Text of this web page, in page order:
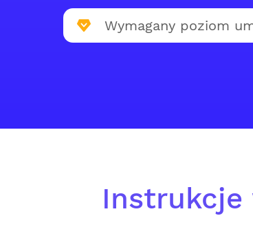
Wymagany poziom
Instrukcje